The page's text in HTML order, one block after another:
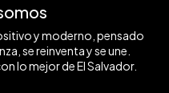
y moderno, pensado
se reinventa y se une.
lo mejor de El Salvador.